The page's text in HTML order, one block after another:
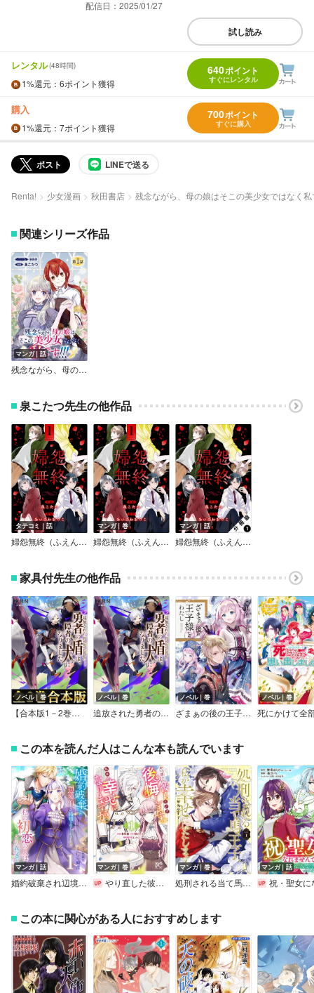
配信日：2025/01/27
試し読み
レンタル(48時間)
1%還元 ：6ポイント獲得
640ポイント
すぐにレンタル
購入
1%還元 ：7ポイント獲得
700ポイント
すぐに購入
ポスト LINEで送る
Renta! 少女漫画 秋田書店 残念ながら、母の娘はそこの美少女ではなく
関連シリーズ作品
マンガ｜話
残念ながら、母の娘はそこの美少女ではなく私です！！！（話売り）
泉こたつ先生の他作品
タテコミ｜話
婦怨無終（ふえんむしゅう）
マンガ｜巻
婦怨無終（ふえんむしゅう）
マンガ｜話
婦怨無終（ふえんむしゅう） 分冊版
家具付先生の他作品
ノベル｜巻
【合本版1－2巻】追放された勇者の盾は、隠者の犬になりました。
ノベル｜巻
追放された勇者の盾は、隠者の犬になりました。 【電子書籍限定書き下ろしSS付き】
ノベル｜巻
ざまぁの後の王子様とわたし【電子書籍限定書き下ろしSS付き】
ノベル｜巻
この本を読んだ人はこんな本も読んでいます
マンガ｜話
婚約破棄され辺境伯との婚姻を命じられましたが、私の初恋の人はその義父です【単話版】
マンガ｜巻
やり直した彼らだけが後悔します。私は幸せになりますが。
マンガ｜巻
処刑される当て馬王子、私が幸せにいたします！
マンガ｜話
祝・聖女になれませんでした。このままステルスしたいのですが、悪役顔と精霊に愛され体質のせいでやっぱり色々
この本に関心がある人におすすめします